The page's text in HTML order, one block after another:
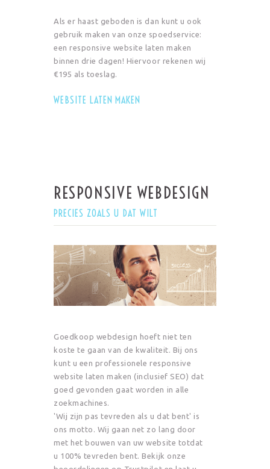
Als er haast geboden is dan kunt u ook
gebruik maken van onze spoedservice:
een responsive website laten maken
binnen drie dagen! Hiervoor rekenen wij
€195 als toeslag.
WEBSITE LATEN MAKEN
RESPONSIVE WEBDESIGN
PRECIES ZOALS U DAT WILT
Goedkoop webdesign hoeft niet ten
koste te gaan van de kwaliteit. Bij ons
kunt u een professionele responsive
website laten maken (inclusief SEO) dat
goed gevonden gaat worden in alle
zoekmachines.
'Wij zijn pas tevreden als u dat bent' is
ons motto. Wij gaan net zo lang door
met het bouwen van uw website totdat
u 100% tevreden bent. Bekijk onze